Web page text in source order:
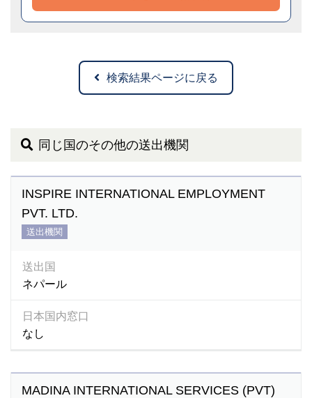
検索結果ページに戻る
同じ国のその他の送出機関
INSPIRE INTERNATIONAL EMPLOYMENT
PVT. LTD.
送出機関
送出国
ネパール
日本国内窓口
なし
MADINA INTERNATIONAL SERVICES (PVT)